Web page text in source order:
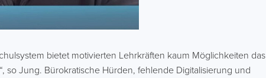
bietet motivierten Lehrkräften kaum Möglichkeiten das
so Jung. Bürokratische Hürden, fehlende Digitalisierung und